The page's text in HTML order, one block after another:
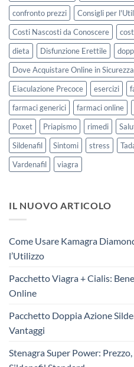
confronto prezzi
Consigli per
Costi Nascosti da Conoscere
dieta
Disfunzione Erettile
Dove Acquistare Online in Sicurezza
Eiaculazione Precoce
esercizi
farmaci generici
farmaci online
Poxet
Priapismo rimedi
Sildenafil
Sintomi stress
Vardenafil
viagra
IL NUOVO ARTICOLO
Come Usare Kamagra
l’Utilizzo
Pacchetto Viagra + Cialis:
Online
Pacchetto Doppia Azione
Vantaggi
Stenagra Super Power: